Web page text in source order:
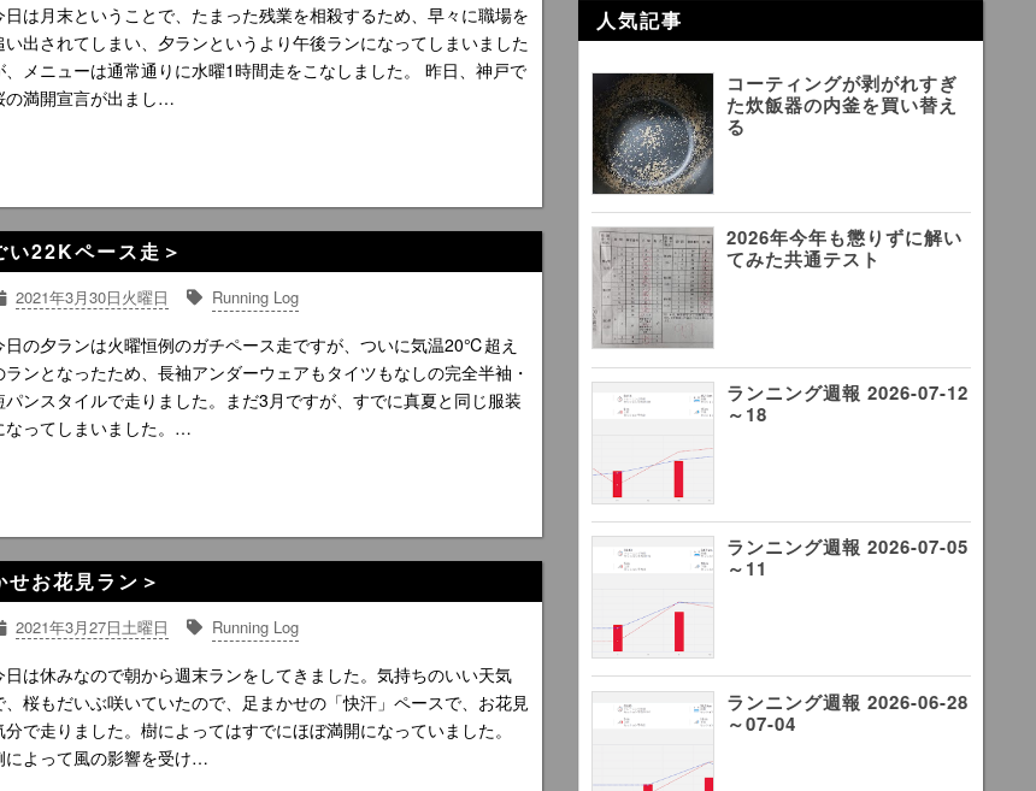
日は月末ということで、たまった残業を相殺するため、早々に職場を
い出されてしまい、夕ランというより午後ランになってしまいました
、メニューは通常通りに水曜1時間走をこなしました。 昨日、神戸で
の満開宣言が出まし…
22Kペース走＞
2021年3月30日火曜日 Running Log
日の夕ランは火曜恒例のガチペース走ですが、ついに気温20℃超え
ランとなったため、長袖アンダーウェアもタイツもなしの完全半袖・
パンスタイルで走りました。まだ3月ですが、すでに真夏と同じ服装
なってしまいました。…
お花見ラン＞
2021年3月27日土曜日 Running Log
日は休みなので朝から週末ランをしてきました。気持ちのいい天気
、桜もだいぶ咲いていたので、足まかせの「快汗」ペースで、お花見
分で走りました。樹によってはすでにほぼ満開になっていました。
によって風の影響を受け…
人気記事
コーティングが剥がれすぎ
た炊飯器の内釜を買い替え
る
2026年今年も懲りずに解い
てみた共通テスト
ランニング週報 2026-07-12
～18
ランニング週報 2026-07-05
～11
ランニング週報 2026-06-28
～07-04